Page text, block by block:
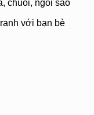
chuối, ngôi sao
với bạn bè